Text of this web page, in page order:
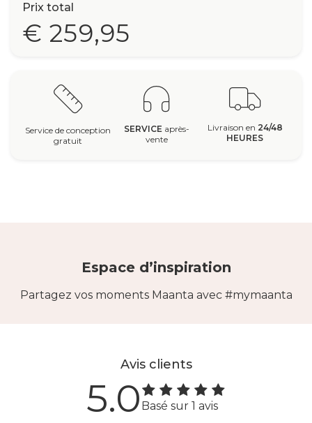
Prix total
€ 259,95
Service de conception
gratuit
SERVICE après-
vente
Livraison en 24/48
HEURES
Espace d’inspiration
Partagez vos moments Maanta avec #mymaanta
Avis clients
5.0 Basé sur 1 avis